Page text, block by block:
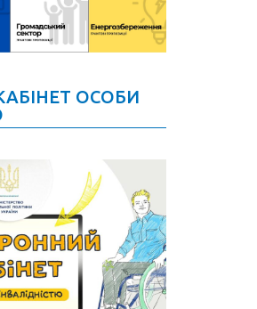
ОСОБИ